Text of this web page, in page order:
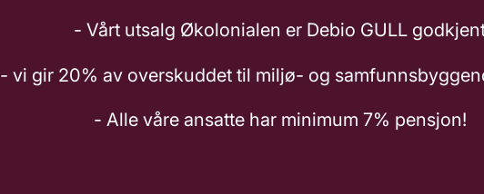
- Vårt utsalg Økolonialen er Debio GULL
- vi gir 20% av overskuddet til miljø- og
- Alle våre ansatte har minimum 7% pensjon!